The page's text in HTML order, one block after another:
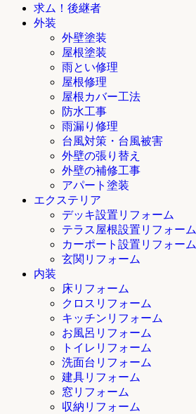
求ム！後継者
外装
外壁塗装
屋根塗装
雨とい修理
屋根修理
屋根カバー工法
防水工事
雨漏り修理
台風対策・台風被害
外壁の張り替え
外壁の補修工事
アパート塗装
エクステリア
デッキ設置リフォーム
テラス屋根設置リフォーム
カーポート設置リフォーム
玄関リフォーム
内装
床リフォーム
クロスリフォーム
キッチンリフォーム
お風呂リフォーム
トイレリフォーム
洗面台リフォーム
建具リフォーム
窓リフォーム
収納リフォーム